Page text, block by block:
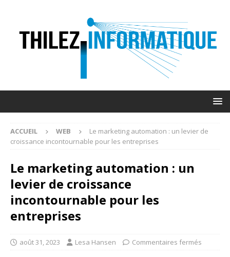
ACCUEIL WEB
Le marketing automation : un levier de
croissance incontournable pour les entreprises
Le marketing automation : un
levier de croissance
incontournable pour les
entreprises
août 31, 2023 Lesa Hansen Commentaires fermés